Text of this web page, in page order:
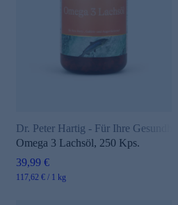
Dr. Peter Hartig - Für Ihre Gesundheit
Omega 3 Lachsöl, 250 Kps.
39,99 €
117,62 € / 1 kg